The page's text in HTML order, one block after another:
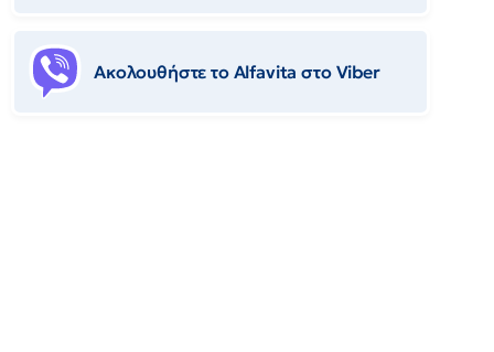
Ακολουθήστε το Αlfavita στο Viber